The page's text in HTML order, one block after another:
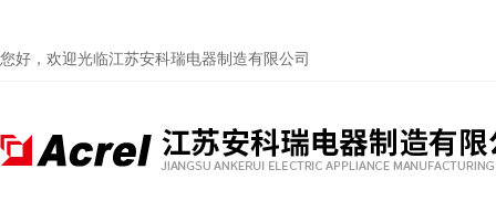
您好，欢迎光临江苏安科瑞电器制造有限公司